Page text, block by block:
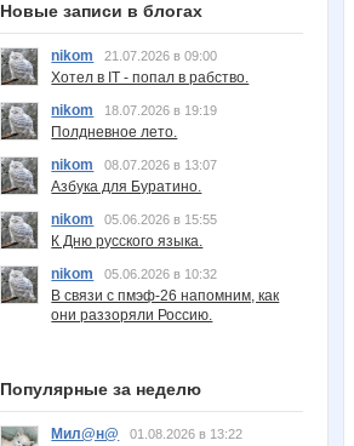
Новые записи в блогах
nikom 21.07.2026 в 09:00
Хотел в IT - попал в рабство.
nikom
18.07.2026 в 19:19
Полдневное лето.
nikom
08.07.2026 в 13:07
Азбука для Буратино.
nikom
05.06.2026 в 15:55
К Дню русского языка.
nikom
05.06.2026 в 10:32
В связи с пмэф-26 напомним, как
они раззоряли Россию.
Популярные за неделю
Мил@н@ 01.08.2026 в 13:22